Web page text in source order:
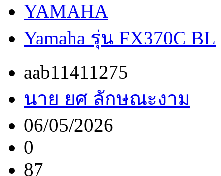
YAMAHA
Yamaha รุ่น FX370C BL
aab11411275
นาย ยศ ลักษณะงาม
06/05/2026
0
87